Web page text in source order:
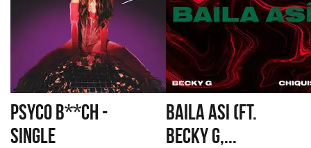
PSYCO B**CH -
SINGLE
BAILA ASI (FT.
BECKY G,...